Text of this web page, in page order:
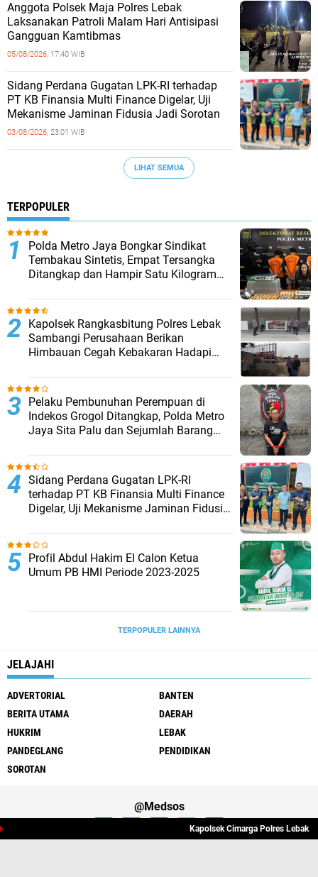
Anggota Polsek Maja Polres Lebak
Laksanakan Patroli Malam Hari Antisipasi
Gangguan Kamtibmas
05/08/2026, 17:40 WIB
Sidang Perdana Gugatan LPK-RI terhadap
PT KB Finansia Multi Finance Digelar, Uji
Mekanisme Jaminan Fidusia Jadi Sorotan
03/08/2026, 23:01 WIB
LIHAT SEMUA
TERPOPULER
‎Polda Metro Jaya Bongkar Sindikat
Tembakau Sintetis, Empat Tersangka
Ditangkap dan Hampir Satu Kilogram
Kapolsek Rangkasbitung Polres Lebak
Sambangi Perusahaan Berikan
Himbauan Cegah Kebakaran Hadapi
Pelaku Pembunuhan Perempuan di
Indekos Grogol Ditangkap, Polda Metro
Jaya Sita Palu dan Sejumlah Barang
Sidang Perdana Gugatan LPK-RI
terhadap PT KB Finansia Multi Finance
Digelar, Uji Mekanisme Jaminan Fidusia
Profil Abdul Hakim El Calon Ketua
Umum PB HMI Periode 2023-2025
TERPOPULER LAINNYA
JELAJAHI
ADVERTORIAL
BANTEN
BERITA UTAMA
DAERAH
HUKRIM
LEBAK
PANDEGLANG
PENDIDIKAN
SOROTAN
@Medsos
Kapolsek Cimarga Polres Lebak